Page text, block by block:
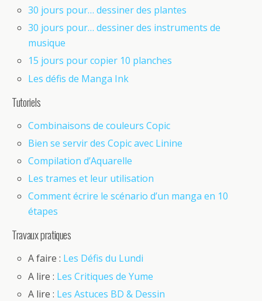
30 jours pour… dessiner des plantes
30 jours pour… dessiner des instruments de
musique
15 jours pour copier 10 planches
Les défis de Manga Ink
Tutoriels
Combinaisons de couleurs Copic
Bien se servir des Copic avec Linine
Compilation d’Aquarelle
Les trames et leur utilisation
Comment écrire le scénario d’un manga en 10
étapes
Travaux pratiques
A faire : Les Défis du Lundi
A lire : Les Critiques de Yume
A lire : Les Astuces BD & Dessin